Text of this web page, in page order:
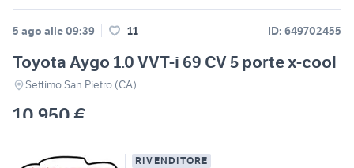
5 ago alle 09:39 11 ID: 649702455
Toyota Aygo 1.0 VVT-i 69 CV 5 porte x-cool
Settimo San Pietro (CA)
10.950 €
RIVENDITORE